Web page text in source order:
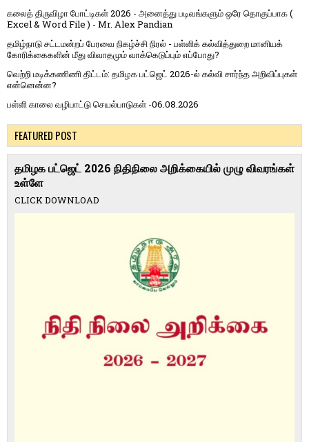
கலைத் திருவிழா போட்டிகள் 2026 - அனைத்து படிவங்களும் ஒரே தொகுப்பாக (
Excel & Word File ) - Mr. Alex Pandian
தமிழ்நாடு சட்டமன்றப் பேரவை நிகழ்ச்சி நிரல் - பள்ளிக் கல்வித்துறை மானியக்
கோரிக்கைகளின் மீது விவாதமும் வாக்கெடுப்பும் எப்போது?
வெற்றி மடிக்கணிணி திட்டம்: தமிழக பட்ஜெட் 2026-ல் கல்வி சார்ந்த அறிவிப்புகள்
என்னென்ன?
பள்ளி காலை வழிபாட்டு செயல்பாடுகள் -06.08.2026
FEATURED POST
தமிழக பட்ஜெட் 2026 நிதிநிலை அறிக்கையில் முழு விவரங்கள்
உள்ளே
CLICK DOWNLOAD